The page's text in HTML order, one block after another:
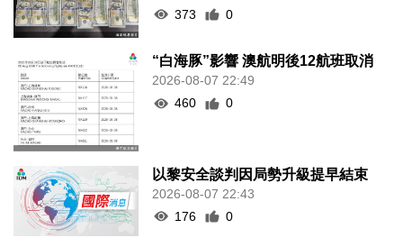
373
0
“白海豚”影響 澳航明後12航班取消
2026-08-07 22:49
460
0
以黎安全談判因局勢升級提早結束
2026-08-07 22:43
176
0